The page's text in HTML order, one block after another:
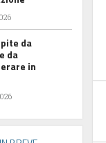
da
da
in